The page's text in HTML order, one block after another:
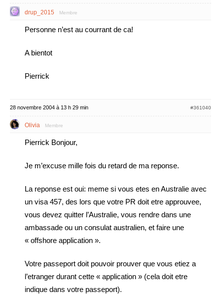
drup_2015 Membre
Personne n’est au courrant de ca!
A bientot
Pierrick
28 novembre 2004 à 13 h 29 min #361040
Olivia Membre
Pierrick Bonjour,
Je m’excuse mille fois du retard de ma reponse.
La reponse est oui: meme si vous etes en Australie avec
un visa 457, des lors que votre PR doit etre approuvee,
vous devez quitter l’Australie, vous rendre dans une
ambassade ou un consulat australien, et faire une
« offshore application ».
Votre passeport doit pouvoir prouver que vous etiez a
l’etranger durant cette « application » (cela doit etre
indique dans votre passeport).